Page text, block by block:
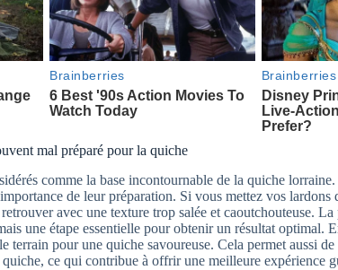
mal préparé pour la quiche
comme la base incontournable de la quiche
de leur préparation. Si vous mettez vos lardons
avec une texture trop salée et caoutchouteuse. La
une étape essentielle pour obtenir un résultat optimal.
terrain pour une quiche savoureuse. Cela permet aussi
ce qui contribue à offrir une meilleure expérience